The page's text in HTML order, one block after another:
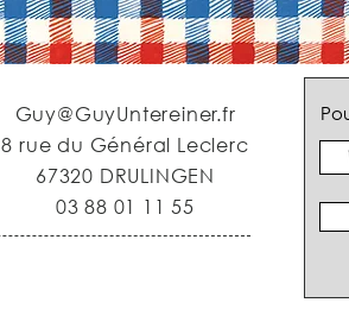
Guy@GuyUntereiner.fr
8 rue du Général Leclerc
67320 DRULINGEN
03 88 01 11 55